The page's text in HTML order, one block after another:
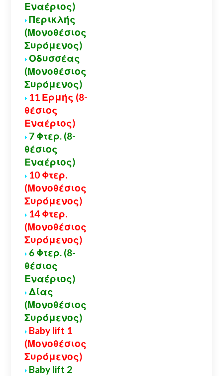
Εναέριος)
Περικλής
(Μονοθέσιος
Συρόμενος)
Οδυσσέας
(Μονοθέσιος
Συρόμενος)
11 Ερμής (8-
θέσιος
Εναέριος)
7 Φτερ. (8-
θέσιος
Εναέριος)
10 Φτερ.
(Μονοθέσιος
Συρόμενος)
14 Φτερ.
(Μονοθέσιος
Συρόμενος)
6 Φτερ. (8-
θέσιος
Εναέριος)
Δίας
(Μονοθέσιος
Συρόμενος)
Baby lift 1
(Μονοθέσιος
Συρόμενος)
Baby lift 2